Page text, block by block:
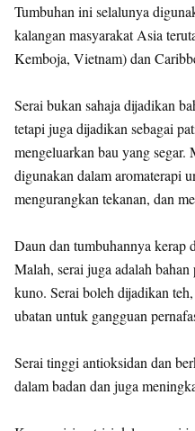
Tumbuhan ini selalunya
kalangan masyarakat Asia
Kemboja, Vietnam) dan
Serai bukan sahaja dijadikan
tetapi juga dijadikan sebagai
mengeluarkan bau yang
digunakan dalam aromaterapi
mengurangkan tekanan, dan
Daun dan tumbuhannya kerap
Malah, serai juga adalah
kuno. Serai boleh dijadikan
ubatan untuk gangguan
Serai tinggi antioksidan dan
dalam badan dan juga